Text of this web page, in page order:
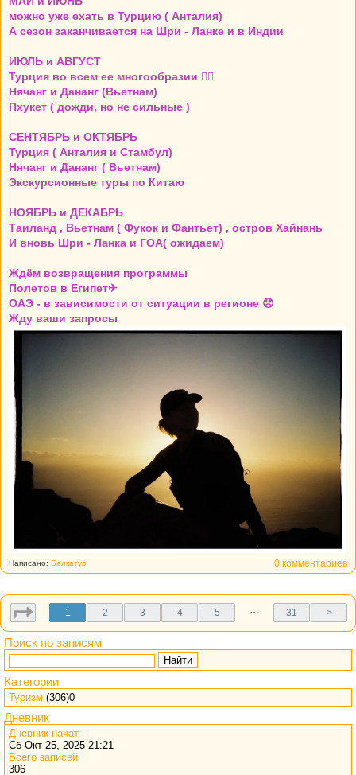
можно уже ехать в Турцию ( Анталия)
А сезон заканчивается на Шри - Ланке и в Индии
ИЮЛЬ и АВГУСТ
Турция во всем ее многообразии 👍🏼
Нячанг и Дананг (Вьетнам)
Пхукет ( дожди, но не сильные )
СЕНТЯБРЬ и ОКТЯБРЬ
Турция ( Анталия и Стамбул)
Нячанг и Дананг ( Вьетнам)
Экскурсионные туры по Китаю
НОЯБРЬ и ДЕКАБРЬ
Таиланд , Вьетнам ( Фукок и Фантьет) , остров Хайнань
И вновь Шри - Ланка и ГОА( ожидаем)
Ждём возвращения программы
Полетов в Египет✈
ОАЭ - в зависимости от ситуации в регионе 😞
Жду ваши запросы
0 комментариев
Написано: Белкатур
1 2 3 4 5 31 >
Поиск по записям
Найти
Категории
Туризм (306)0
Дневник
Дневник начат
Сб Окт 25, 2025 21:21
Всего записей
306